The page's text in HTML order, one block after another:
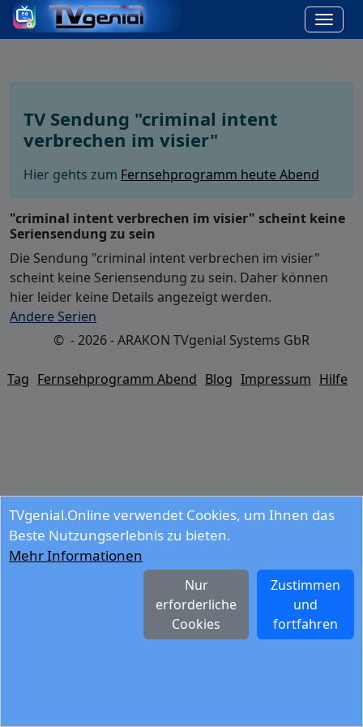
TVgenial.Online verwendet Cookies, um Ihnen das
Beste Nutzungserlebnis zu bieten.
Mehr Informationen
Zustimmen
und
fortfahren
Nur
erforderliche
Cookies
TV Sendung "criminal intent
verbrechen im visier"
Hier gehts zum Fernsehprogramm heute Abend
"criminal intent verbrechen im visier" scheint keine
Seriensendung zu sein
Die Sendung "criminal intent verbrechen im visier"
scheint keine Seriensendung zu sein. Daher können
hier leider keine Details angezeigt werden.
Andere Serien
© - 2026 - ARAKON TVgenial Systems GbR
Tag Fernsehprogramm Abend Blog Impressum Hilfe